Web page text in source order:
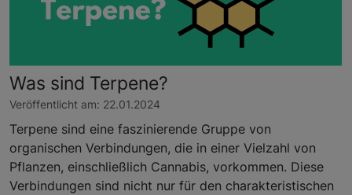
Was sind Terpene?
Veröffentlicht am: 22.01.2024
Terpene sind eine faszinierende Gruppe von
organischen Verbindungen, die in einer Vielzahl von
Pflanzen, einschließlich Cannabis, vorkommen. Diese
Verbindungen sind nicht nur für den charakteristischen